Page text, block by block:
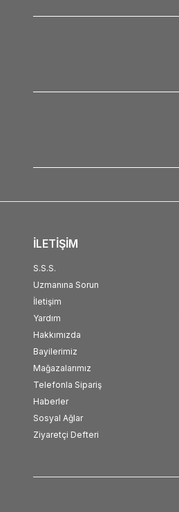
İLETİŞİM
S.S.S.
Uzmanına Sorun
İletişim
Yardım
Hakkımızda
Bayilerimiz
Mağazalarımız
Telefonla Sipariş
Haberler
Sosyal Ağlar
Ziyaretçi Defteri